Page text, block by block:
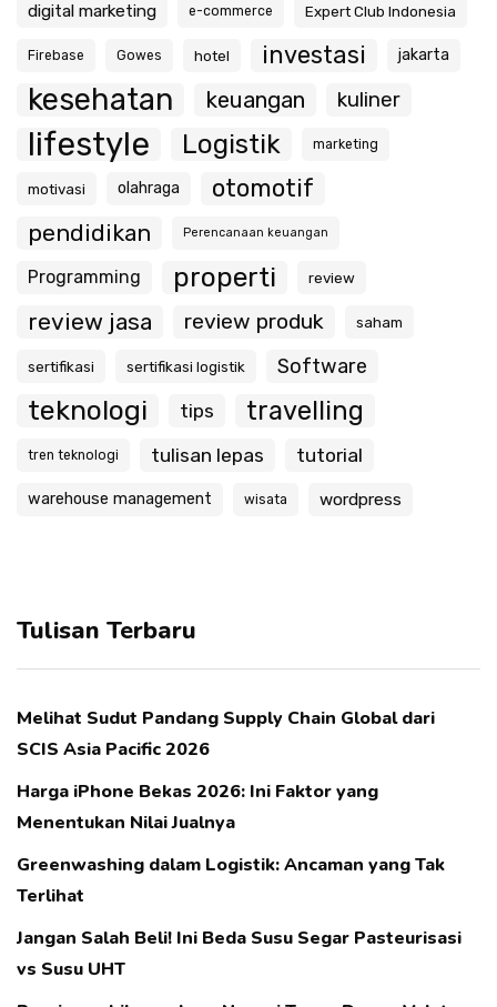
digital marketing e-commerce Expert Club Indonesia
Firebase Gowes hotel investasi jakarta
kesehatan keuangan kuliner
lifestyle Logistik marketing
motivasi olahraga otomotif
pendidikan Perencanaan keuangan
Programming properti review
review jasa review produk saham
sertifikasi sertifikasi logistik Software
teknologi tips travelling
tren teknologi tulisan lepas tutorial
warehouse management wisata wordpress
Tulisan Terbaru
Melihat Sudut Pandang Supply Chain Global dari
SCIS Asia Pacific 2026
Harga iPhone Bekas 2026: Ini Faktor yang
Menentukan Nilai Jualnya
Greenwashing dalam Logistik: Ancaman yang Tak
Terlihat
Jangan Salah Beli! Ini Beda Susu Segar Pasteurisasi
vs Susu UHT